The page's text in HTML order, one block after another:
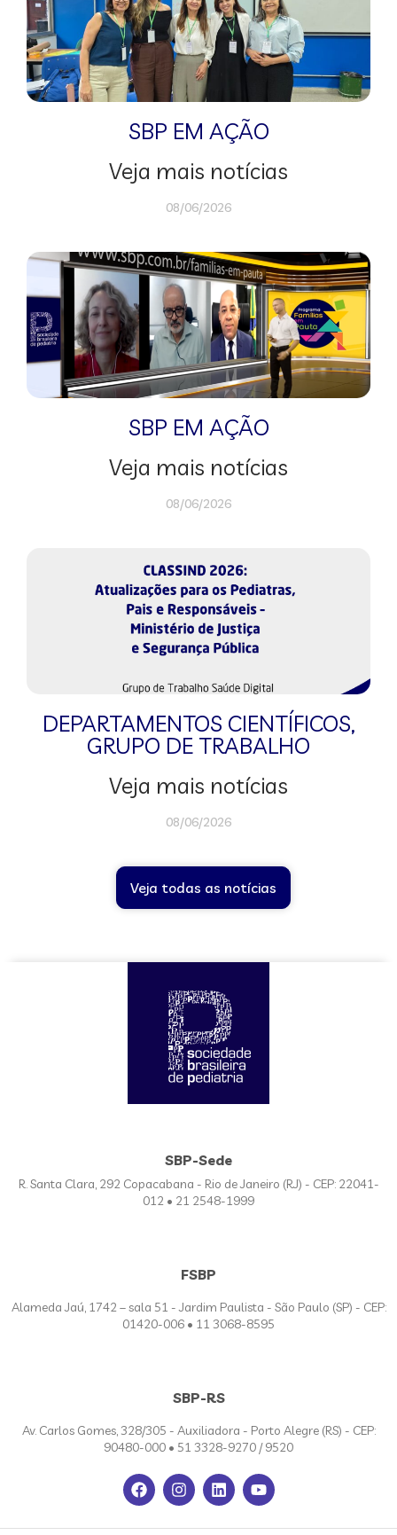
SBP EM AÇÃO
Veja mais notícias
08/06/2026
SBP EM AÇÃO
Veja mais notícias
08/06/2026
DEPARTAMENTOS CIENTÍFICOS,
GRUPO DE TRABALHO
Veja mais notícias
08/06/2026
Veja todas as notícias
SBP-Sede
R. Santa Clara, 292 Copacabana - Rio de Janeiro (RJ) - CEP: 22041-
012 • 21 2548-1999
FSBP
Alameda Jaú, 1742 – sala 51 - Jardim Paulista - São Paulo (SP) - CEP:
01420-006 • 11 3068-8595
SBP-RS
Av. Carlos Gomes, 328/305 - Auxiliadora - Porto Alegre (RS) - CEP:
90480-000 • 51 3328-9270 / 9520